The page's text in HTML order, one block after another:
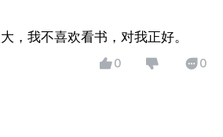
，我不喜欢看书，对我正好。
0 0